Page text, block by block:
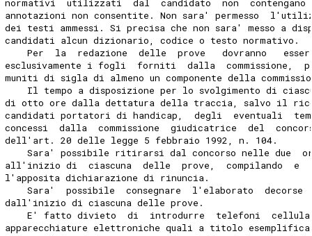
annotazioni non consentite. Non sara' permesso
dei testi ammessi. Si precisa che non sara' messo a
candidati alcun dizionario, codice o testo normativo.
Per  la  redazione  delle  prove   dovranno
esclusivamente i fogli  forniti  dalla  commissione,
muniti di sigla di almeno un componente della
Il tempo a disposizione per lo svolgimento di
di otto ore dalla dettatura della traccia, salvo il
candidati portatori di handicap,  degli  eventuali
concessi  dalla  commissione  giudicatrice  del
dell'art. 20 delle legge 5 febbraio 1992, n. 104.
Sara' possibile ritirarsi dal concorso nelle due
all'inizio di  ciascuna  delle  prove,  compilando  e
l'apposita dichiarazione di rinuncia.
Sara'  possibile  consegnare  l'elaborato  decorse
dall'inizio di ciascuna delle prove.
E' fatto divieto  di  introdurre  telefoni
apparecchiature elettroniche quali a titolo